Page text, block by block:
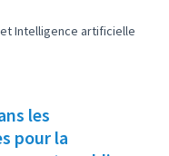
et Intelligence artificielle
les
pour la